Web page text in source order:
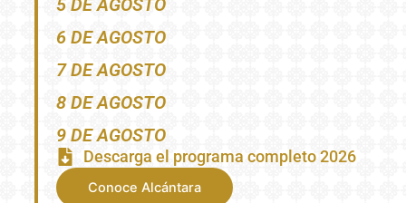
6 DE AGOSTO
7 DE AGOSTO
8 DE AGOSTO
9 DE AGOSTO
Descarga el programa completo 2026
Conoce Alcántara